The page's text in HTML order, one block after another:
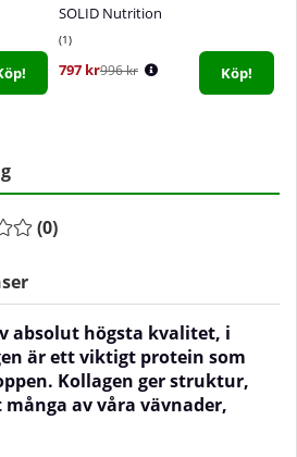
SOLID Nutrition
1
797 kr996 kr Köp!
(0)
absolut högsta kvalitet, i
är ett viktigt protein som
Kollagen ger struktur,
av våra vävnader,